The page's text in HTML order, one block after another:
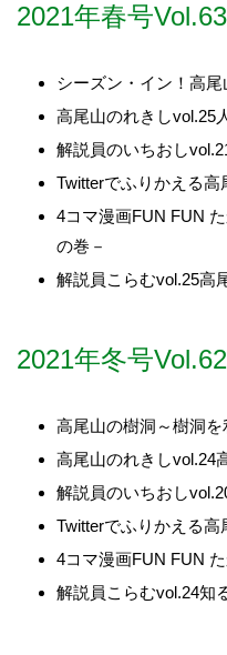
2021年春号Vol.63
シーズン・イン！高
高尾山のれきしvol.25
解説員のいちおし
Twitterでふりかえる
4コマ漫画FUN FUN
の巻－
解説員こらむvol.25高
2021年冬号Vol.62
高尾山の樹洞～樹洞を
高尾山のれきしvol.24
解説員のいちおし
Twitterでふりかえる高
4コマ漫画FUN FUN
解説員こらむvol.24知